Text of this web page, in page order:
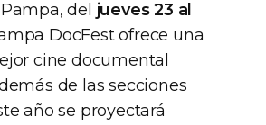
del jueves 23 al
DocFest ofrece una
cine documental
de las secciones
año se proyectará